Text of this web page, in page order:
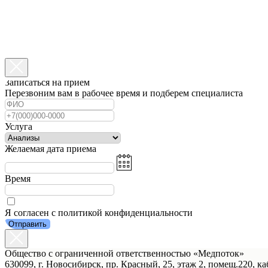
Записаться на прием
Перезвоним вам в рабочее время и подберем специалиста
Услуга
Желаемая дата приема
Время
Я согласен с политикой конфиденциальности
Отправить
Общество с ограниченной ответственностью «Медпоток»
630099, г. Новосибирск, пр. Красный, 25, этаж 2, помещ.220,